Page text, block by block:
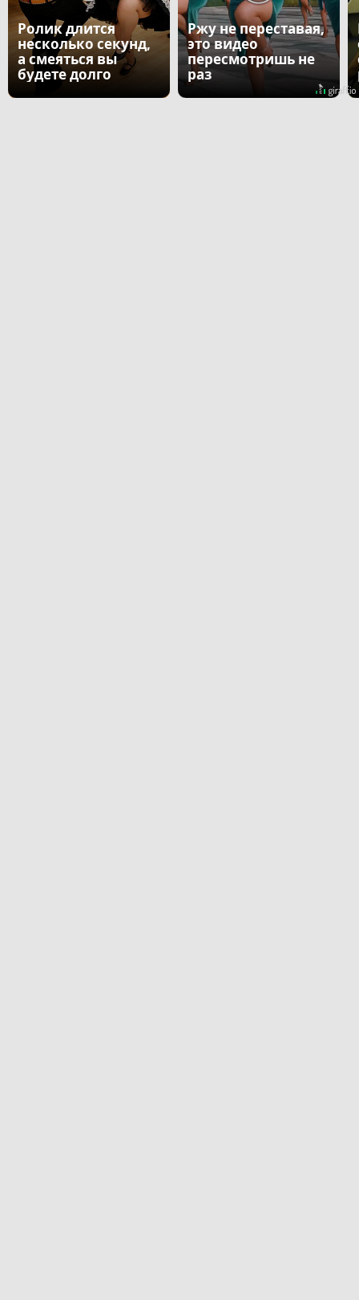
Ролик длится
несколько секунд,
а смеяться вы
будете долго
Ржу не переставая,
это видео
пересмотришь не
раз